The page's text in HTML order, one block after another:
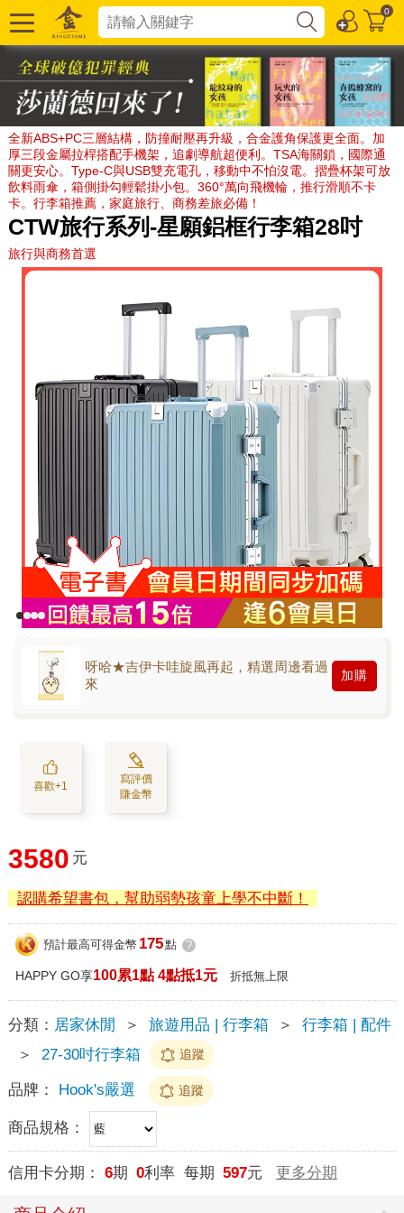
0
全新ABS+PC三層結構，防撞耐壓再升級，合金護角保護更全面。加
厚三段金屬拉桿搭配手機架，追劇導航超便利。TSA海關鎖，國際通
關更安心。Type-C與USB雙充電孔，移動中不怕沒電。摺疊杯架可放
飲料雨傘，箱側掛勾輕鬆掛小包。360°萬向飛機輪，推行滑順不卡
卡。行李箱推薦，家庭旅行、商務差旅必備！
CTW旅行系列-星願鋁框行李箱28吋
旅行與商務首選
呀哈★吉伊卡哇旋風再起，精選周邊看過
來
加購
喜歡+1
寫評價
賺金幣
3580 元
認購希望書包，幫助弱勢孩童上學不中斷！
預計最高可得金幣 175點 ?
HAPPY GO享100累1點 4點抵1元 折抵無上限
分類： 居家休閒 ＞ 旅遊用品 | 行李箱 ＞
行李箱 | 配件
＞
27-30吋行李箱 追蹤
品牌： Hook's嚴選 追蹤
商品規格：
信用卡分期： 6期 0利率 每期 597元 更多分期